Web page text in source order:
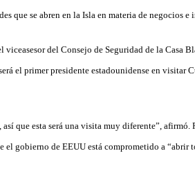
que se abren en la Isla en materia de negocios e
el viceasesor del Consejo de Seguridad de la Casa
el primer presidente estadounidense en visitar
que esta será una visita muy diferente”, afirmó.
el gobierno de EEUU está comprometido a “abrir